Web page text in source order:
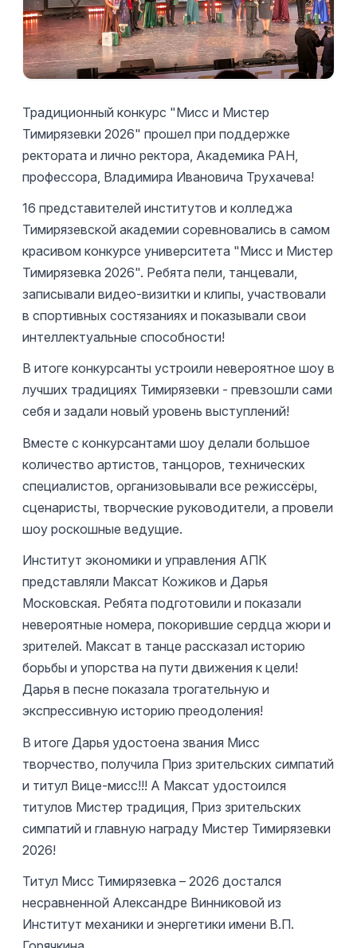
Традиционный конкурс "Мисс и Мистер
Тимирязевки 2026" прошел при поддержке
ректората и лично ректора, Академика РАН,
профессора, Владимира Ивановича Трухачева!
16 представителей институтов и колледжа
Тимирязевской академии соревновались в самом
красивом конкурсе университета "Мисс и Мистер
Тимирязевка 2026". Ребята пели, танцевали,
записывали видео-визитки и клипы, участвовали
в спортивных состязаниях и показывали свои
интеллектуальные способности!
В итоге конкурсанты устроили невероятное шоу в
лучших традициях Тимирязевки - превзошли сами
себя и задали новый уровень выступлений!
Вместе с конкурсантами шоу делали большое
количество артистов, танцоров, технических
специалистов, организовывали все режиссёры,
сценаристы, творческие руководители, а провели
шоу роскошные ведущие.
Институт экономики и управления АПК
представляли Максат Кожиков и Дарья
Московская. Ребята подготовили и показали
невероятные номера, покорившие сердца жюри и
зрителей. Максат в танце рассказал историю
борьбы и упорства на пути движения к цели!
Дарья в песне показала трогательную и
экспрессивную историю преодоления!
В итоге Дарья удостоена звания Мисс
творчество, получила Приз зрительских симпатий
и титул Вице-мисс!!! А Максат удостоился
титулов Мистер традиция, Приз зрительских
симпатий и главную награду Мистер Тимирязевки
2026!
Титул Мисс Тимирязевка – 2026 достался
несравненной Александре Винниковой из
Институт механики и энергетики имени В.П.